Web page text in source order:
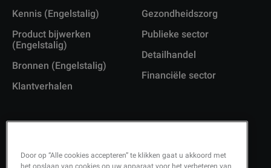
Kennis (Engelstalig)
Product bijwerken
(Engelstalig)
Bronnen (Engelstalig)
Klantverhalen
Gezondheidszorg
Publieke sector
Detailhandel
Financiële sector
Copyright © 2026 Q-Matic AB
Door op “Alle cookies accepteren” te klikken gaat u akkoord met